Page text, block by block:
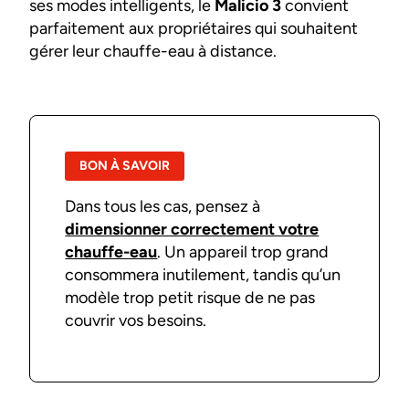
ses modes intelligents, le Malicio 3convient
parfaitement aux propriétaires qui souhaitent
gérer leur chauffe-eau à distance.
BON À SAVOIR
Dans tous les cas, pensez à
dimensionner correctement votre
chauffe-eau. Un appareil trop grand
consommera inutilement, tandis qu’un
modèle trop petit risque de ne pas
couvrir vos besoins.